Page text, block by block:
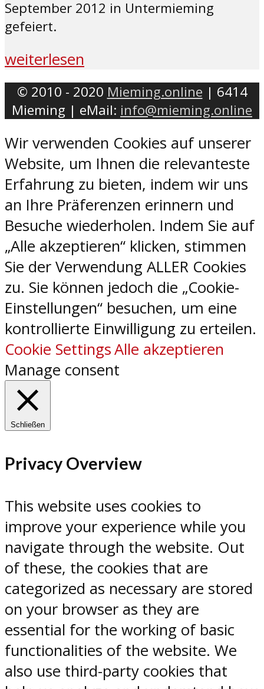
September 2012 in Untermieming
gefeiert.
weiterlesen
© 2010 - 2020 Mieming.online | 6414
Mieming | eMail: info@mieming.online
Wir verwenden Cookies auf unserer
Website, um Ihnen die relevanteste
Erfahrung zu bieten, indem wir uns
an Ihre Präferenzen erinnern und
Besuche wiederholen. Indem Sie auf
„Alle akzeptieren“ klicken, stimmen
Sie der Verwendung ALLER Cookies
zu. Sie können jedoch die „Cookie-
Einstellungen“ besuchen, um eine
kontrollierte Einwilligung zu erteilen.
Cookie SettingsAlle akzeptieren
Manage consent
Schließen
Privacy Overview
This website uses cookies to
improve your experience while you
navigate through the website. Out
of these, the cookies that are
categorized as necessary are stored
on your browser as they are
essential for the working of basic
functionalities of the website. We
also use third-party cookies that